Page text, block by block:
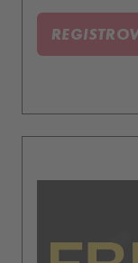
případem, a
záležitostí.